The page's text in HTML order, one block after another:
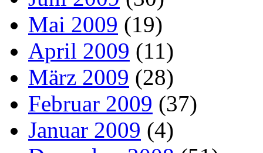
Mai 2009 (19)
April 2009 (11)
März 2009 (28)
Februar 2009 (37)
Januar 2009 (4)